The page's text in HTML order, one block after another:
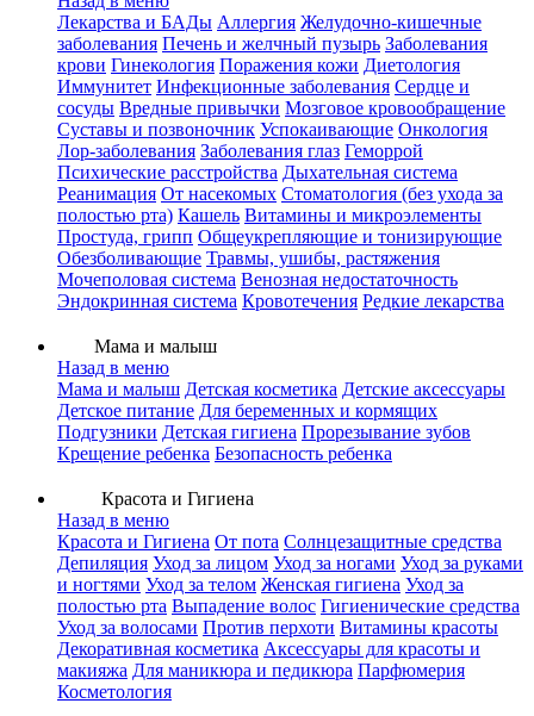
Лекарства и БАДы Аллергия Желудочно-кишечные
заболевания Печень и желчный пузырь Заболевания
крови Гинекология Поражения кожи Диетология
Иммунитет Инфекционные заболевания Сердце и
сосуды Вредные привычки Мозговое кровообращение
Суставы и позвоночник Успокаивающие Онкология
Лор-заболевания Заболевания глаз Геморрой
Психические расстройства Дыхательная система
Реанимация От насекомых Стоматология (без ухода за
полостью рта) Кашель Витамины и микроэлементы
Простуда, грипп Общеукрепляющие и тонизирующие
Обезболивающие Травмы, ушибы, растяжения
Мочеполовая система Венозная недостаточность
Эндокринная система Кровотечения Редкие лекарства
Мама и малыш
Назад в меню
Мама и малыш Детская косметика Детские аксессуары
Детское питание Для беременных и кормящих
Подгузники Детская гигиена Прорезывание зубов
Крещение ребенка Безопасность ребенка
Красота и Гигиена
Назад в меню
Красота и Гигиена От пота Солнцезащитные средства
Депиляция Уход за лицом Уход за ногами Уход за руками
и ногтями Уход за телом Женская гигиена Уход за
полостью рта Выпадение волос Гигиенические средства
Уход за волосами Против перхоти Витамины красоты
Декоративная косметика Аксессуары для красоты и
макияжа Для маникюра и педикюра Парфюмерия
Косметология